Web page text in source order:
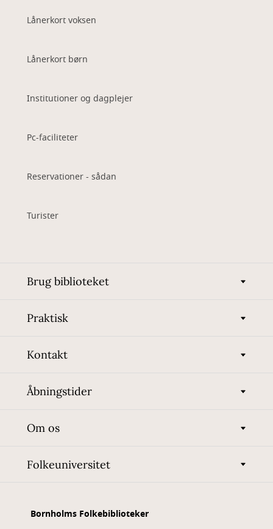
Lånerkort voksen
Lånerkort børn
Institutioner og dagplejer
Pc-faciliteter
Reservationer - sådan
Turister
Brug biblioteket
Praktisk
Kontakt
Åbningstider
Om os
Folkeuniversitet
Bornholms Folkebiblioteker